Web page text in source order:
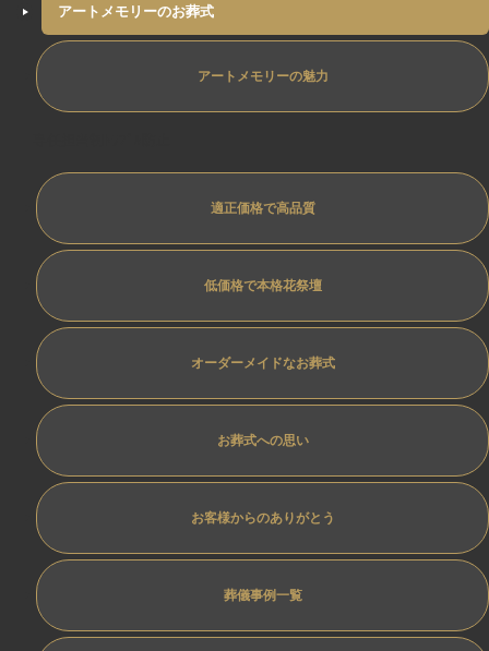
アートメモリーのお葬式
アートメモリーの魅力
適正価格で高品質
低価格で本格花祭壇
オーダーメイドなお葬式
お葬式への思い
お客様からのありがとう
葬儀事例一覧